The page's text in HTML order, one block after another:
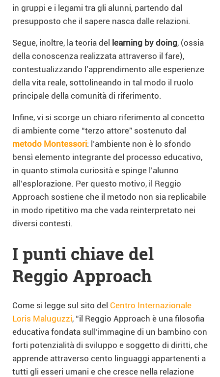
in gruppi e i legami tra gli alunni, partendo dal
presupposto che il sapere nasca dalle relazioni.
Segue, inoltre, la teoria del learning by doing, (ossia
della conoscenza realizzata attraverso il fare),
contestualizzando l’apprendimento alle esperienze
della vita reale, sottolineando in tal modo il ruolo
principale della comunità di riferimento.
Infine, vi si scorge un chiaro riferimento al concetto
di ambiente come “terzo attore” sostenuto dal
metodo Montessori: l’ambiente non è lo sfondo
bensì elemento integrante del processo educativo,
in quanto stimola curiosità e spinge l’alunno
all’esplorazione. Per questo motivo, il Reggio
Approach sostiene che il metodo non sia replicabile
in modo ripetitivo ma che vada reinterpretato nei
diversi contesti.
I punti chiave del
Reggio Approach
Come si legge sul sito del Centro Internazionale
Loris Maluguzzi, “il Reggio Approach è una filosofia
educativa fondata sull’immagine di un bambino con
forti potenzialità di sviluppo e soggetto di diritti, che
apprende attraverso cento linguaggi appartenenti a
tutti gli esseri umani e che cresce nella relazione